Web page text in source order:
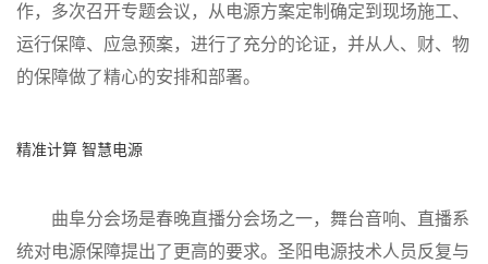
作，多次召开专题会议，从电源方案定制确定到现场施工、
运行保障、应急预案，进行了充分的论证，并从人、财、物
的保障做了精心的安排和部署。
精准计算 智慧电源
曲阜分会场是春晚直播分会场之一，舞台音响、直播系
统对电源保障提出了更高的要求。圣阳电源技术人员反复与